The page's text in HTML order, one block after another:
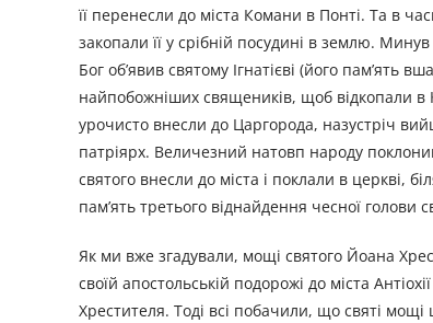
її перенесли до міста Комани в Понті. Та в
закопали її у срібній посудині в землю.
Бог об’явив святому Ігнатієві (його пам’ять
найпобожніших священиків, щоб відкопали в
урочисто внесли до Царгорода, назустріч
патріярх. Величезний натовп народу
святого внесли до міста і поклали в церкві,
пам’ять третього віднайдення чесної голови
Як ми вже згадували, мощі святого Йоана
своїй апостольській подорожі до міста
Хрестителя. Тоді всі побачили, що святі мощі